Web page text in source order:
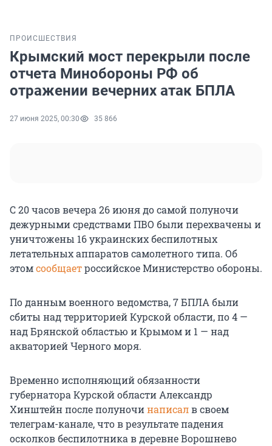
ПРОИСШЕСТВИЯ
Крымский мост перекрыли после
отчета Минобороны РФ об
отражении вечерних атак БПЛА
27 июня 2025, 00:30 35 866
С 20 часов вечера 26 июня до самой полуночи
дежурными средствами ПВО были перехвачены и
уничтожены 16 украинских беспилотных
летательных аппаратов самолетного типа. Об
этомсообщаетроссийское Министерство обороны.
По данным военного ведомства, 7 БПЛА были
сбиты над территорией Курской области, по 4 —
над Брянской областью и Крымом и 1 — над
акваторией Черного моря.
Временно исполняющий обязанности
губернатора Курской области Александр
Хинштейн после полуночинаписалв своем
телеграм-канале, что в результате падения
осколков беспилотника в деревне Ворошнево